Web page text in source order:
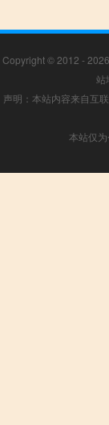
Copyright © 2012 - 2026
站
声明：本站内容来自互
本站仅